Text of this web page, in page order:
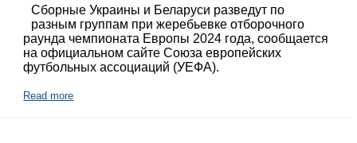
Сборные Украины и Беларуси разведут по
разным группам при жеребьевке отборочного
раунда чемпионата Европы 2024 года, сообщается
на официальном сайте Союза европейских
футбольных ассоциаций (УЕФА).
Read more